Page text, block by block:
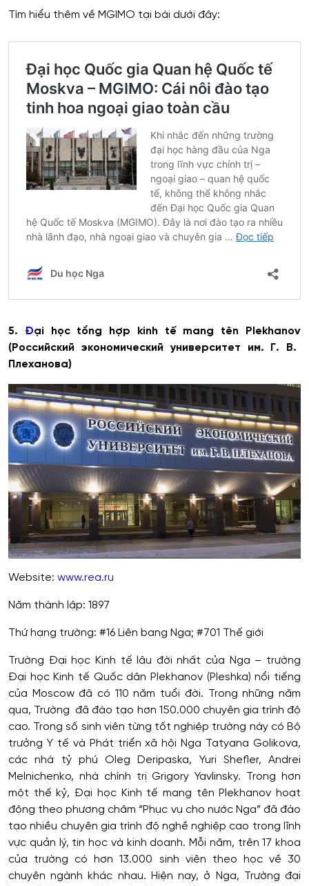
Tìm hiểu thêm về MGIMO tại bài dưới đây:
5. Đại học tổng hợp kinh tế mang tên
Plekhanov
(Российский экономический университет им. Г. В.
Плеханова)
Website: www.rea.ru
Năm thành lập: 1897
Thứ hạng trường: #16 Liên bang Nga; #701 Thế giới
Trường Đại học Kinh tế lâu đời nhất của Nga – trường
Đại học Kinh tế Quốc dân Plekhanov (Pleshka) nổi tiếng
của Moscow đã có 110 năm tuổi đời. Trong những năm
qua, Trường đã đào tạo hơn 150.000 chuyên gia trình độ
cao. Trong số sinh viên từng tốt nghiệp trường này có Bộ
trưởng Y tế và Phát triển xã hội Nga Tatyana Golikova,
các nhà tỷ phú Oleg Deripaska, Yuri Shefler, Andrei
Melnichenko, nhà chính trị Grigory Yavlinsky. Trong hơn
một thế kỷ, Đại học Kinh tế mang tên Plekhanov hoạt
động theo phương châm “Phục vụ cho nước Nga” đã đào
tạo nhiều chuyên gia trình độ nghề nghiệp cao trong lĩnh
vực quản lý, tin học và kinh doanh. Mỗi năm, trên 17 khoa
của trường có hơn 13.000 sinh viên theo học về 30
chuyên ngành khác nhau. Hiện nay, ở Nga, Trường đại